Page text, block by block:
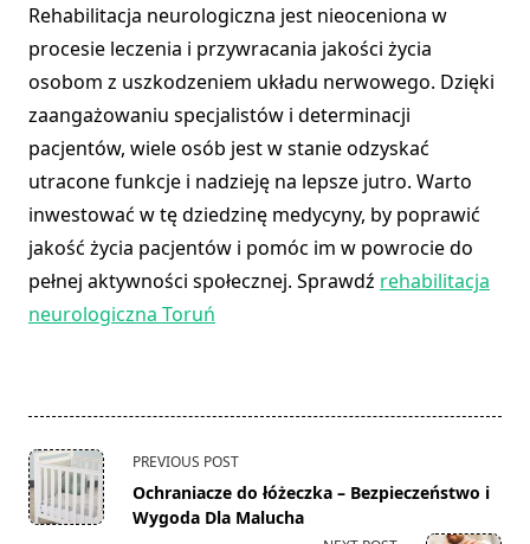
Rehabilitacja neurologiczna jest nieoceniona w
procesie leczenia i przywracania jakości życia
osobom z uszkodzeniem układu nerwowego. Dzięki
zaangażowaniu specjalistów i determinacji
pacjentów, wiele osób jest w stanie odzyskać
utracone funkcje i nadzieję na lepsze jutro. Warto
inwestować w tę dziedzinę medycyny, by poprawić
jakość życia pacjentów i pomóc im w powrocie do
pełnej aktywności społecznej. Sprawdź rehabilitacja
neurologiczna Toruń
<span
class="nav-
subtitle
PREVIOUS POST
Ochraniacze do łóżeczka – Bezpieczeństwo i
Wygoda Dla Malucha